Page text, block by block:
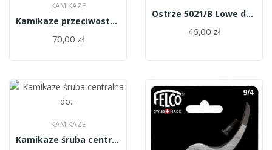
KAMIKAZE
Kamikaze przeciwostrze KV362 KV362R07
70,00 zł
Ostrze 5021/B Lowe do sekatora 5124/5127
46,00 zł
KAMIKAZE
Kamikaze śruba centralna do KM-675/8834